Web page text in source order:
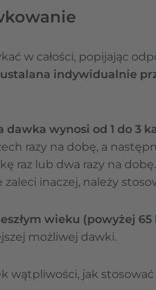
w całości, popijając
indywidualnie
dawka wynosi od 1 do 3
razy na dobę, a
raz lub dwa razy na
zaleci inaczej, należy
wieku (powyżej
możliwej dawki.
wątpliwości, jak